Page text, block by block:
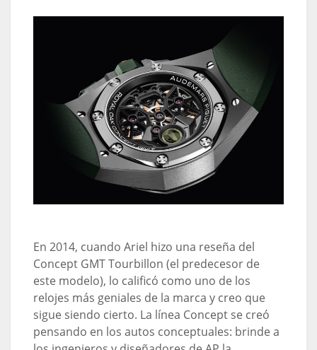
En 2014, cuando Ariel hizo una reseña del
Concept GMT Tourbillon (el predecesor de
este modelo), lo calificó como uno de los
relojes más geniales de la marca y creo que
sigue siendo cierto. La línea Concept se creó
pensando en los autos conceptuales: brinde a